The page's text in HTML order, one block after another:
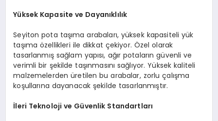
Yüksek Kapasite ve Dayanıklılık
Seyiton pota taşıma arabaları, yüksek kapasiteli yük
taşıma özellikleri ile dikkat çekiyor. Özel olarak
tasarlanmış sağlam yapısı, ağır potaların güvenli ve
verimli bir şekilde taşınmasını sağlıyor. Yüksek kaliteli
malzemelerden üretilen bu arabalar, zorlu çalışma
koşullarına dayanacak şekilde tasarlanmıştır.
İleri Teknoloji ve Güvenlik Standartları